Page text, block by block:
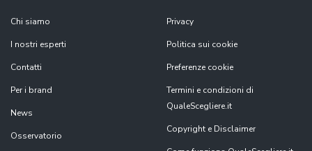
Chi siamo
I nostri esperti
Contatti
Per i brand
News
Osservatorio
Privacy
Politica sui cookie
Preferenze cookie
Termini e condizioni di
QualeScegliere.it
Copyright e Disclaimer